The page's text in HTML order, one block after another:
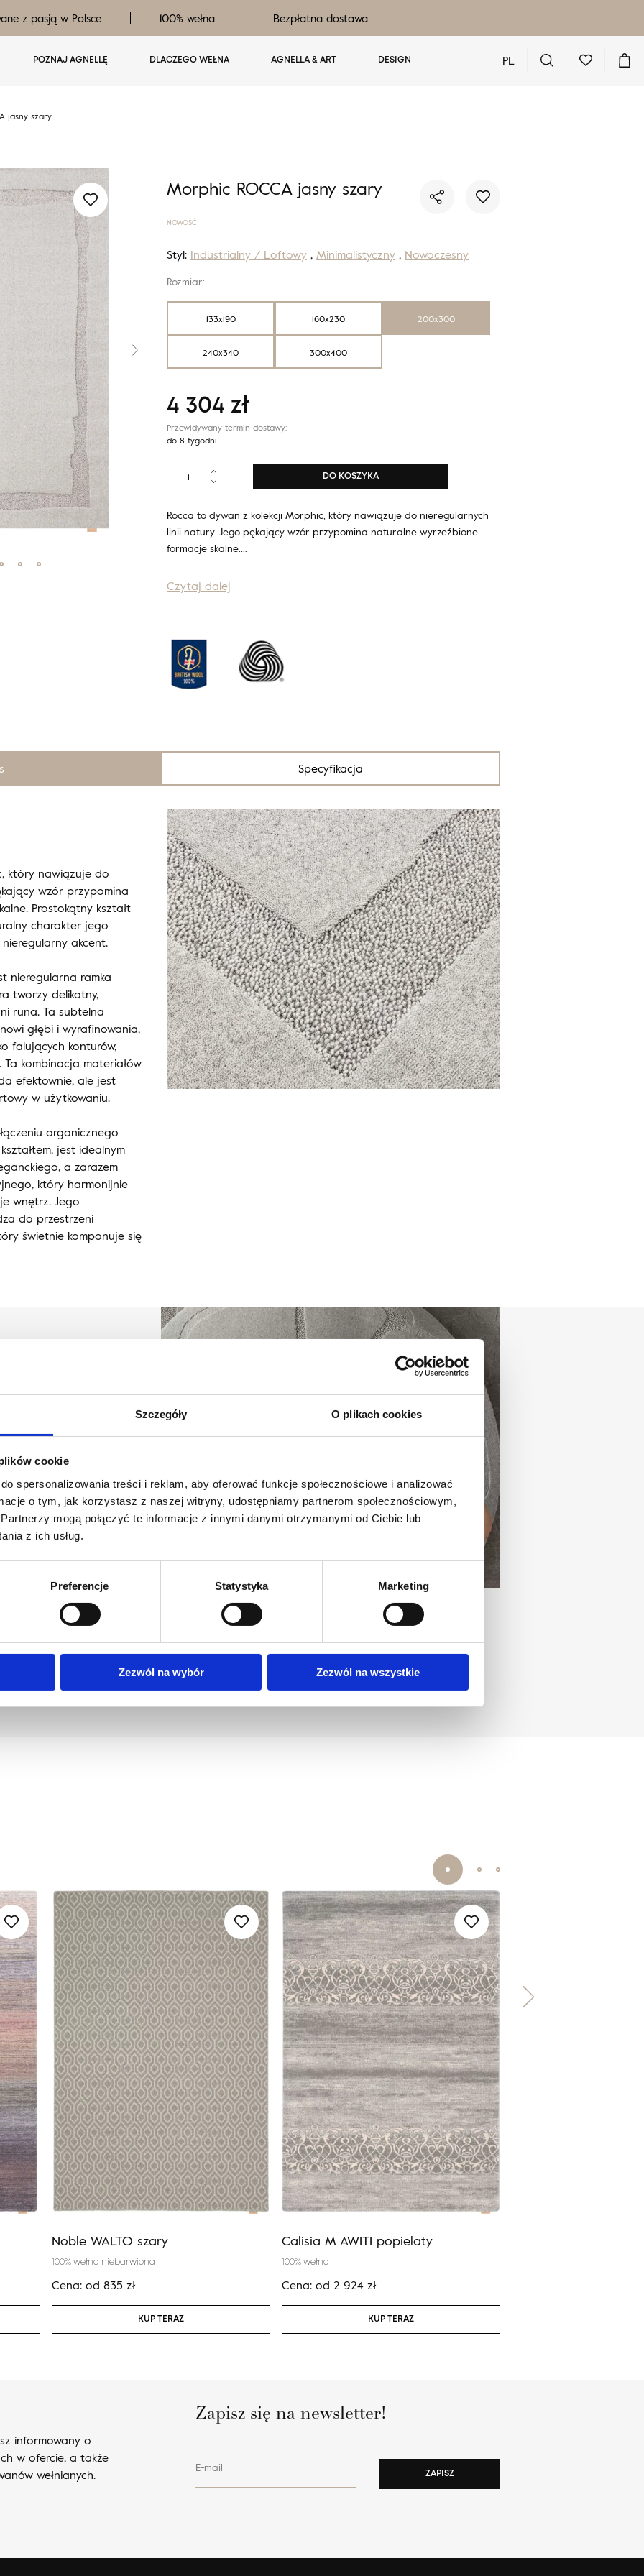
Szczegóły O plikach cookies
cookie
spersonalizowania treści i reklam, aby oferować funkcje społecznościowe i analizować
o tym, jak korzystasz z naszej witryny, udostępniamy partnerom społecznościowym,
mogą połączyć te informacje z innymi danymi otrzymanymi od Ciebie lub
z ich usług.
Preferencje Statystyka Marketing
Zezwól na wybór Zezwól na wszystkie
z pasją w Polsce 100% wełna Bezpłatna dostawa
POZNAJ AGNELLĘ DLACZEGO WEŁNA AGNELLA & ART DESIGN PL
jasny szary
Morphic ROCCA jasny szary
NOWOŚĆ
Styl: Industrialny / Loftowy , Minimalistyczny , Nowoczesny
Rozmiar:
133x190 160x230 200x300
240x340 300x400
4 304 zł
Przewidywany termin dostawy:
do 8 tygodni
ilość
Morphic
jasny
szary
DO KOSZYKA
Rocca to dywan z kolekcji Morphic, który nawiązuje do nieregularnych
linii natury. Jego pękający wzór przypomina naturalne wyrzeźbione
formacje skalne.…
Czytaj dalej
Specyfikacja
który nawiązuje do
wzór przypomina
Prostokątny kształt
charakter jego
akcent.
nieregularna ramka
tworzy delikatny,
runa. Ta subtelna
głębi i wyrafinowania,
falujących konturów,
kombinacja materiałów
efektownie, ale jest
w użytkowaniu.
organicznego
jest idealnym
a zarazem
który harmonijnie
wnętrz. Jego
do przestrzeni
świetnie komponuje się
(reliefów), oraz
Ich twórczość
kształtów i
są między innymi z
tytuł Must Have w 2023
w ten sposób
jak i przyszłego
kształty na różne
Nie zatrzymują
wyposażenia wnętrz.
Noble WALTO szary
100% wełna niebarwiona
Cena: od 835 zł
KUP TERAZ
Calisia M AWITI popielaty
100% wełna
Cena: od 2 924 zł
KUP TERAZ
informowany o
w ofercie, a także
wełnianych.
Zapisz się na newsletter!
E-mail ZAPISZ